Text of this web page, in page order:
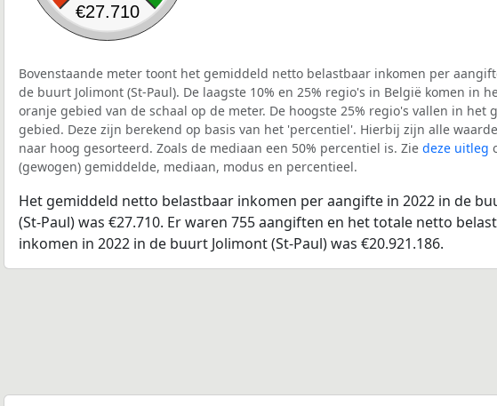
€27.710
Bovenstaande meter toont het gemiddeld netto belastbaar inkomen per
de buurt Jolimont (St-Paul). De laagste 10% en 25% regio's in België komen in
oranje gebied van de schaal op de meter. De hoogste 25% regio's vallen in het
gebied. Deze zijn berekend op basis van het 'percentiel'. Hierbij zijn alle
naar hoog gesorteerd. Zoals de mediaan een 50% percentiel is. Zie deze uitleg
(gewogen) gemiddelde, mediaan, modus en percentieel.
Het gemiddeld netto belastbaar inkomen per aangifte in 2022 in de
(St-Paul) was €27.710. Er waren 755 aangiften en het totale netto
inkomen in 2022 in de buurt Jolimont (St-Paul) was €20.921.186.